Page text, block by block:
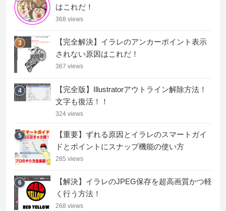
はこれだ！
368 views
3
【完全解決】イラレのアンカーポイント表示
されない原因はこれだ！
367 views
4
【完全版】Illustratorアウトライン解除方法！
文字も復活！！
324 views
5
【重要】ずれる原因とイラレのスマートガイ
ドとポイントにスナップ機能の使い方
285 views
6
【解決】イラレのJPEG保存を超高画質かつ軽
く行う方法！
268 views